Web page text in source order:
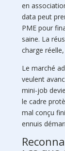
en
data peut
PME pour
saine. La
charge
Le marché
veulent
mini-job
le cadre
mal conçu
ennuis